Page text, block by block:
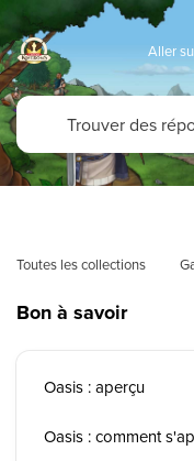
Aller
Toutes les collections
Bon à savoir
Oasis : aperçu
Oasis : comment